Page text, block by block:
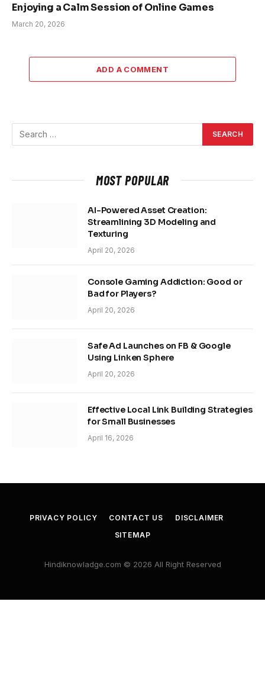
Enjoying a Calm Session of Online Games
March 20, 2026
ADD A COMMENT
MOST POPULAR
AI-Powered Asset Creation:
Streamlining 3D Modeling and
Texturing
April 20, 2026
Console Gaming Addiction: Good or
Bad for Players?
April 20, 2026
Safe Ad Launches on FB & Google
Using Linken Sphere
April 20, 2026
Effective Local Link Building Strategies
for Small Businesses
April 16, 2026
PRIVACY POLICY CONTACT US
DISCLAIMER
SITEMAP
Hindiknowladge.com © 2026 All Right Reserved